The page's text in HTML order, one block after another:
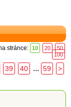
stránce: 10 20
50
100
39 40 ... 59
>